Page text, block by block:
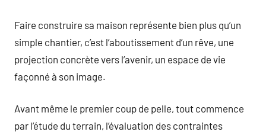
Faire construire sa maison représente bien plus qu’un
simple chantier, c’est l’aboutissement d’un rêve, une
projection concrète vers l’avenir, un espace de vie
façonné à son image.
Avant même le premier coup de pelle, tout commence
par l’étude du terrain, l’évaluation des contraintes